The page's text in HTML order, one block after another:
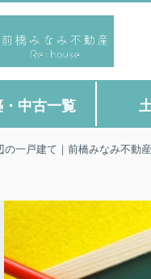
・中古一覧
の一戸建て｜前橋みなみ不動産